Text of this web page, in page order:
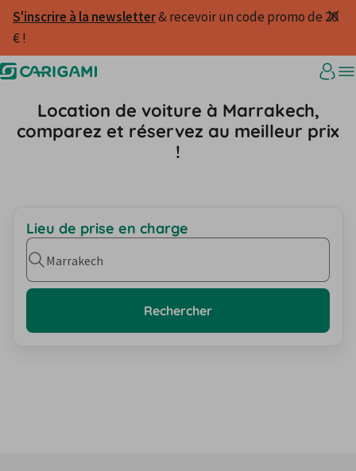
S'inscrire à la newsletter & recevoir un code promo de 20
€ !
Location de voiture à Marrakech,
comparez et réservez au meilleur prix
!
Lieu de prise en charge
Marrakech
Rechercher